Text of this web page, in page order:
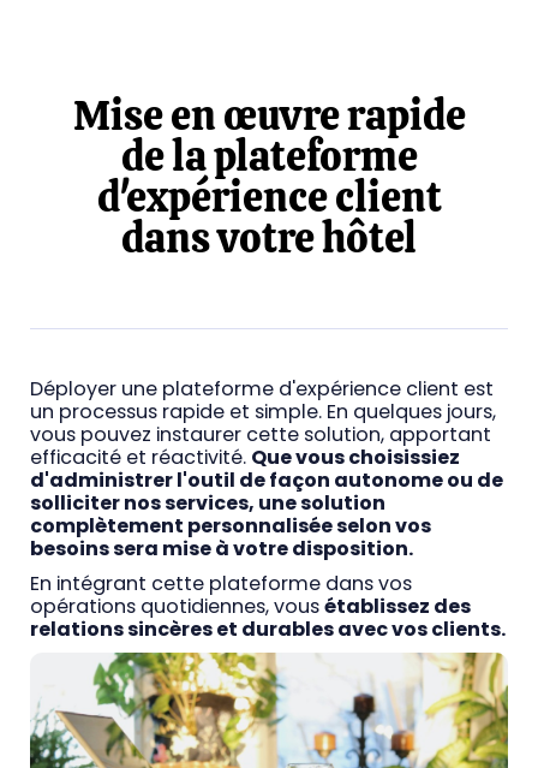
Mise en œuvre rapide
de la plateforme
d'expérience client
dans votre hôtel
Déployer une plateforme d'expérience client est
un processus rapide et simple. En quelques jours,
vous pouvez instaurer cette solution, apportant
efficacité et réactivité. Que vous choisissiez
d'administrer l'outil de façon autonome ou de
solliciter nos services, une solution
complètement personnalisée selon vos
besoins sera mise à votre disposition.
En intégrant cette plateforme dans vos
opérations quotidiennes, vousétablissez des
relations sincères et durables avec vos clients.